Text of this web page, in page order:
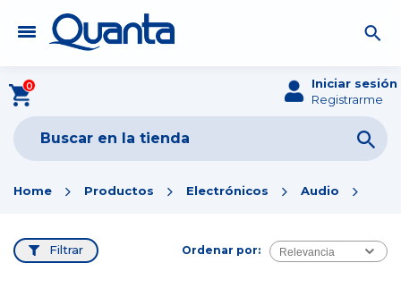
0
Iniciar sesión
Registrarme
Home Productos Electrónicos Audio
Ordenar por: Relevancia
Filtrar